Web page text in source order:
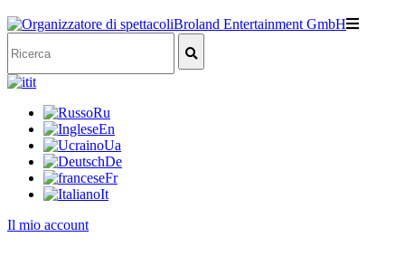
it
Ru
En
Ua
De
Fr
It
Il mio account